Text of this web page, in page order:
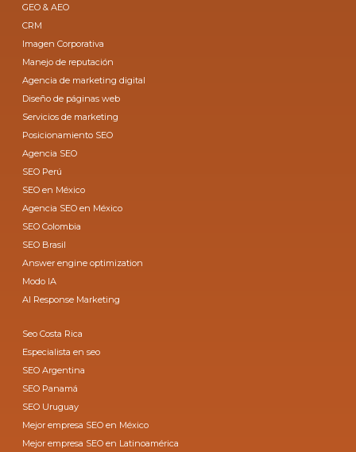
GEO & AEO
CRM
Imagen Corporativa
Manejo de reputación
Agencia de marketing digital
Diseño de páginas web
Servicios de marketing
Posicionamiento SEO
Agencia SEO
SEO Perú
SEO en México
Agencia SEO en México
SEO Colombia
SEO Brasil
Answer engine optimization
Modo IA
AI Response Marketing
Seo Costa Rica
Especialista en seo
SEO Argentina
SEO Panamá
SEO Uruguay
Mejor empresa SEO en México
Mejor empresa SEO en Latinoamérica